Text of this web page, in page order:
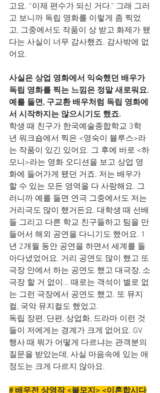
고요. “이제 편수가 되신 거다.” 그래 그러
고 보니까 독립 영화를 이렇게 좀 찍었
고, 그중에서도 작품이 상 받고 화제가 됐
다는 사실이 너무 감사했죠. 감사밖에 없
어요.
사실은 상업 영화에서 익숙했던 배우가
독립 영화를 찍는 느낌은 정말 새로워요.
예를 들면, 구교환 배우처럼 독립 영화에
서 시작하지는 않으시기도 했죠.
학생 때 친구가 한국예술종합학교 3학
년 워크숍에서 찍은 <영숙이 블루스>라
는 작품이 있긴 있어요. 그 후에 바로 <하
모니>라는 영화 오디션을 보고 상업 영
화에 들어가게 됐던 거죠. 저는 배우가
할 수 있는 모든 영역을 다 사랑해요. 그
러니까 예를 들면 연극 그중에서도 저는
거리극도 많이 했거든요. 대학생 때 선배
들 그리고 다른 학교 친구들하고 팀을 만
들어서 해외 공연을 다니기도 했어요. 1
년 2개월 동안 공연을 하면서 세계를 돌
아다녔었어요. 거리 공연도 많이 했고 또
극장 안에서 하는 공연도 했고 대극장, 소
극장 할 거 없이... 때로는 객석이 별로 없
는 그런 극장에서 공연도 했고. 또 뮤지
컬, 국악 뮤지컬도 했었고.
독립 장편, 단편, 상업화, 드라마 이런 것
들이 저에게는 경계가 크게 없어요. GV
행사 때 뭐가 어떻게 다르냐는 관객분의
질문을 받았는데, 사실 마음속에 있는 애
정도는 크게 다르지 않아요.
# 배우전 상영작 <불모지> <이혼합시다